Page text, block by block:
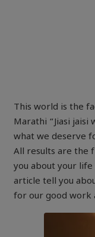
This world is the
Marathi “Jiasi jaisi
what we deserve
All results are the
you about your
article tell you
for our good work